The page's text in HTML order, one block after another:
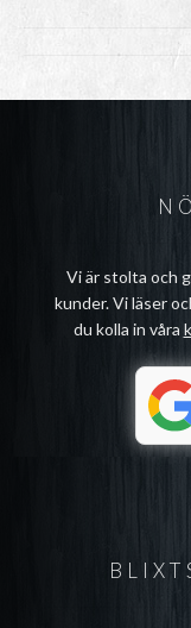
Vi är stolta och
kunder. Vi läser
du kolla in våra